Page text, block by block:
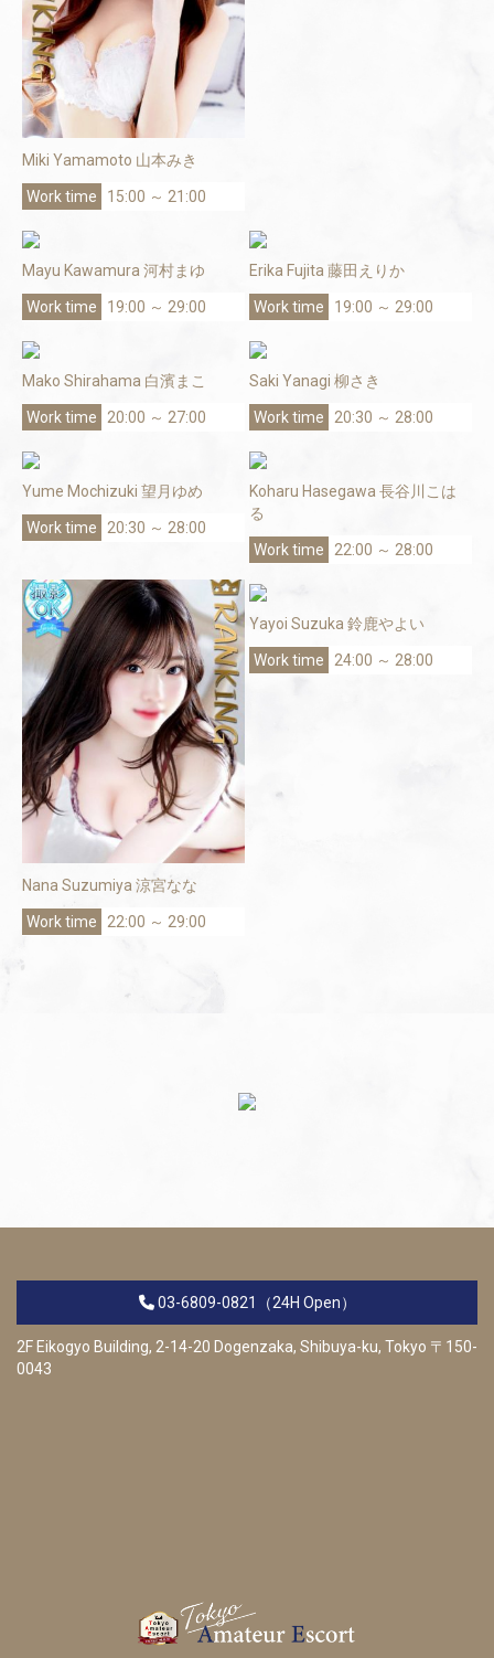
Miki Yamamoto 山本みき
15:00 ～ 21:00
Mayu Kawamura 河村まゆ
19:00 ～ 29:00
Erika Fujita 藤田えりか
19:00 ～ 29:00
Mako Shirahama 白濱まこ
20:00 ～ 27:00
Saki Yanagi 柳さき
20:30 ～ 28:00
Yume Mochizuki 望月ゆめ
20:30 ～ 28:00
Koharu Hasegawa 長谷川こは
る
22:00 ～ 28:00
Nana Suzumiya 涼宮なな
22:00 ～ 29:00
Yayoi Suzuka 鈴鹿やよい
24:00 ～ 28:00
03-6809-0821 （24H Open）
2F Eikogyo Building, 2-14-20 Dogenzaka, Shibuya-ku, Tokyo 〒150-
0043